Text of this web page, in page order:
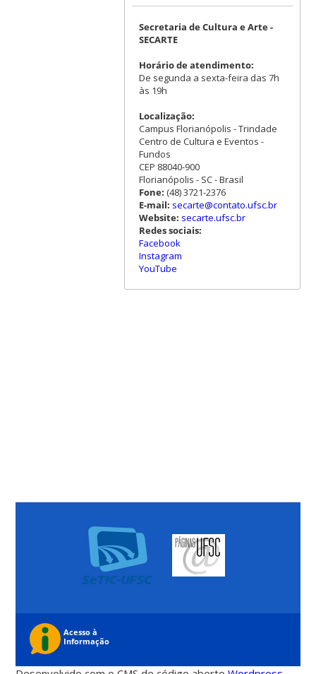
Secretaria de Cultura e Arte -
SECARTE
Horário de atendimento:
De segunda a sexta-feira das 7h
às 19h
Localização:
Campus Florianópolis - Trindade
Centro de Cultura e Eventos -
Fundos
CEP 88040-900
Florianópolis - SC - Brasil
Fone: (48) 3721-2376
E-mail: secarte@contato.ufsc.br
Website: secarte.ufsc.br
Redes sociais:
Facebook
Instagram
YouTube